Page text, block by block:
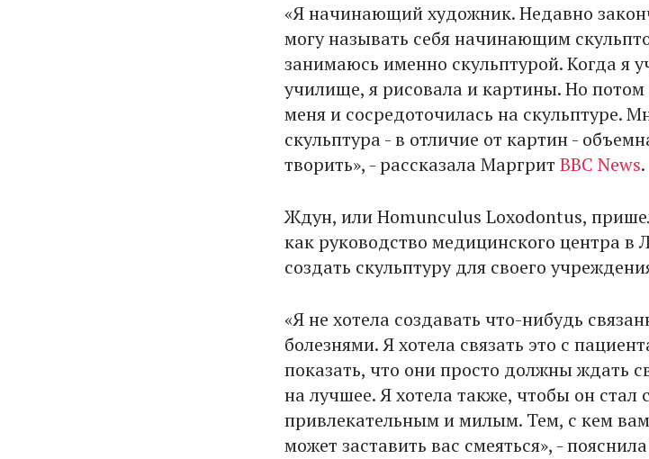
«Я начинающий художник. Недавно
могу называть себя начинающим
занимаюсь именно скульптурой. Когда я
училище, я рисовала и картины. Но потом
меня и сосредоточилась на скульптуре.
скульптура - в отличие от картин -
творить», - рассказала Маргрит BBC News.
Ждун, или Homunculus Loxodontus,
как руководство медицинского центра в
создать скульптуру для своего
«Я не хотела создавать что-нибудь
болезнями. Я хотела связать это с
показать, что они просто должны ждать
на лучшее. Я хотела также, чтобы он стал
привлекательным и милым. Тем, с кем
может заставить вас смеяться», -